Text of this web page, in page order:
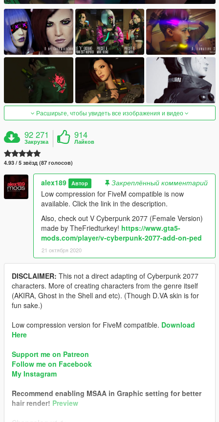
Расширьте, чтобы увидеть все изображения и видео
92 271
Закрузка
914
Лайков
4.93 / 5 звёзд (87 голосов)
alex189 Автор
Закреплённый комментарий
Low compression for FiveM compatible is now
available. Click the link in the description.
Also, check out V Cyberpunk 2077 (Female Version)
made by TheFriedturkey! https://www.gta5-
mods.com/player/v-cyberpunk-2077-add-on-ped
21 октября 2020
DISCLAIMER: This not a direct adapting of Cyberpunk 2077
characters. More of creating characters from the genre itself
(AKIRA, Ghost in the Shell and etc). (Though D.VA skin is for
fun sake.)
Low compression version for FiveM compatible. Download
Here
Support me on Patreon
Follow me on Facebook
My Instagram
Recommend enabling MSAA in Graphic setting for better
hair render! Preview